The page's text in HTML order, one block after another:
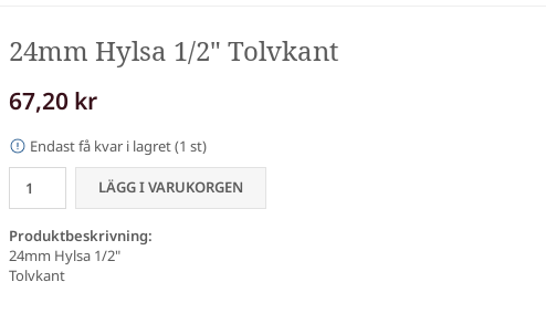
24mm Hylsa 1/2" Tolvkant
67,20 kr
Endast få kvar i lagret (1 st)
LÄGG I VARUKORGEN
Produktbeskrivning:
24mm Hylsa 1/2"
Tolvkant